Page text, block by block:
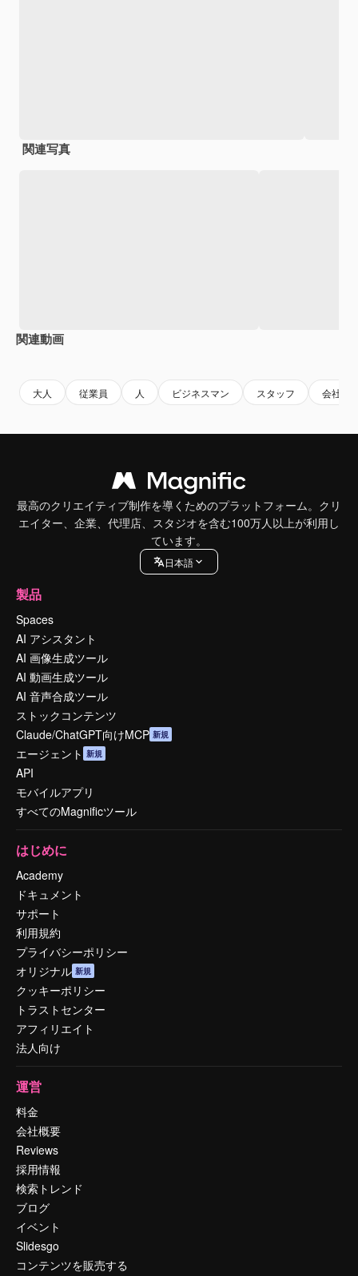
関連写真
関連動画
大人 従業員 人 ビジネスマン スタッフ 会社員
最高のクリエイティブ制作を導くためのプラットフォーム。クリ
エイター、企業、代理店、スタジオを含む100万人以上が利用し
ています。
日本語
製品
Spaces
AI アシスタント
AI 画像生成ツール
AI 動画生成ツール
AI 音声合成ツール
ストックコンテンツ
Claude/ChatGPT向けMCP 新規
エージェント 新規
API
モバイルアプリ
すべてのMagnificツール
はじめに
Academy
ドキュメント
サポート
利用規約
プライバシーポリシー
オリジナル 新規
クッキーポリシー
トラストセンター
アフィリエイト
法人向け
運営
料金
会社概要
Reviews
採用情報
検索トレンド
ブログ
イベント
Slidesgo
コンテンツを販売する